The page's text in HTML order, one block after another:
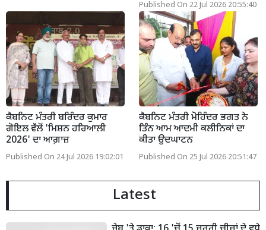
Published On 22 Jul 2026 20:55:40
ਕੈਬਨਿਟ ਮੰਤਰੀ ਬਰਿੰਦਰ ਕੁਮਾਰ
ਗੋਇਲ ਵੱਲੋਂ 'ਮਿਸ਼ਨ ਹਰਿਆਲੀ
2026' ਦਾ ਆਗ਼ਾਜ਼
Published On 24 Jul 2026 19:02:01
ਕੈਬਨਿਟ ਮੰਤਰੀ ਮੋਹਿੰਦਰ ਭਗਤ ਨੇ
ਤਿੰਨ ਆਮ ਆਦਮੀ ਕਲੀਨਿਕਾਂ ਦਾ
ਕੀਤਾ ਉਦਘਾਟਨ
Published On 25 Jul 2026 20:51:47
Latest